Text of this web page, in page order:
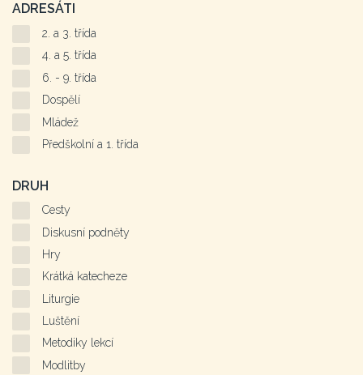
ADRESÁTI
2. a 3. třída
4. a 5. třída
6. - 9. třída
Dospělí
Mládež
Předškolní a 1. třída
DRUH
Cesty
Diskusní podněty
Hry
Krátká katecheze
Liturgie
Luštění
Metodiky lekcí
Modlitby